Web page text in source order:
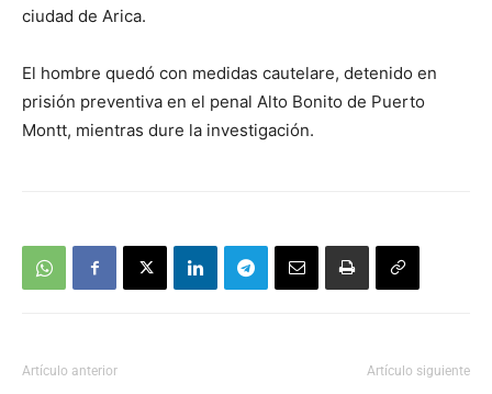
ciudad de Arica.
El hombre quedó con medidas cautelare, detenido en
prisión preventiva en el penal Alto Bonito de Puerto
Montt, mientras dure la investigación.
Artículo anterior Artículo siguiente